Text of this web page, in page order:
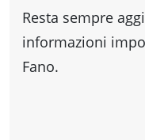
Resta sempre
informazioni
Fano.